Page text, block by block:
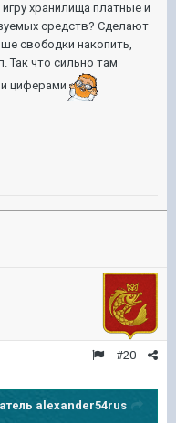
хранилища платные и
средств? Сделают
свободки накопить,
Так что сильно там
циферами
#20
alexander54rus